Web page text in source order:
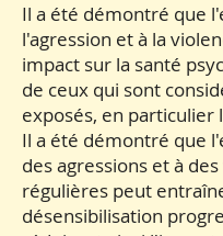
Il a été démontré que
l'agression et à la
impact sur la santé
de ceux qui sont
exposés, en particulier
Il a été démontré que
des agressions et à
régulières peut
désensibilisation